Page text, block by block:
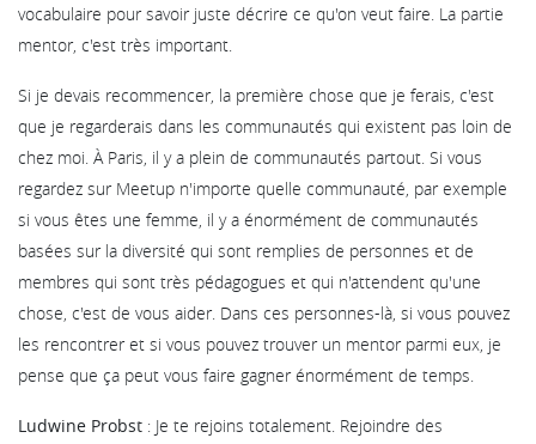
vocabulaire pour savoir juste décrire ce qu'on veut faire. La partie
mentor, c'est très important.
Si je devais recommencer, la première chose que je ferais, c'est
que je regarderais dans les communautés qui existent pas loin de
chez moi. À Paris, il y a plein de communautés partout. Si vous
regardez sur Meetup n'importe quelle communauté, par exemple
si vous êtes une femme, il y a énormément de communautés
basées sur la diversité qui sont remplies de personnes et de
membres qui sont très pédagogues et qui n'attendent qu'une
chose, c'est de vous aider. Dans ces personnes-là, si vous pouvez
les rencontrer et si vous pouvez trouver un mentor parmi eux, je
pense que ça peut vous faire gagner énormément de temps.
Ludwine Probst : Je te rejoins totalement. Rejoindre des